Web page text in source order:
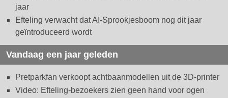
jaar
Efteling verwacht dat AI-Sprookjesboom nog dit jaar
geïntroduceerd wordt
Vandaag een jaar geleden
Pretparkfan verkoopt achtbaanmodellen uit de 3D-printer
Video: Efteling-bezoekers zien geen hand voor ogen